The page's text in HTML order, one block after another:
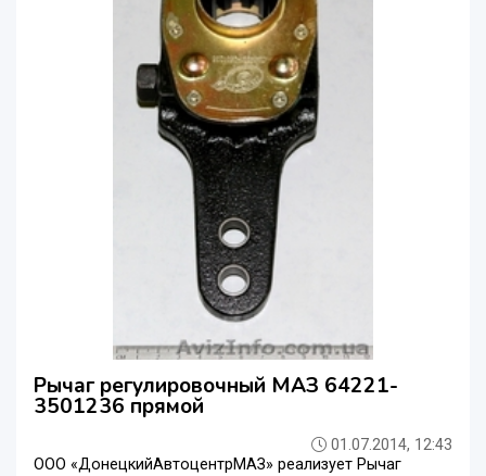
Рычаг регулировочный МАЗ 64221-
3501236 прямой
01.07.2014, 12:43
ООО «ДонецкийАвтоцентрМАЗ» реализует Рычаг